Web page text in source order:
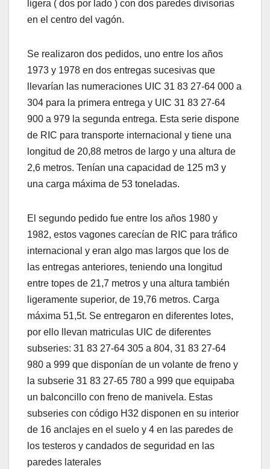
ligera ( dos por lado ) con dos paredes divisorias
en el centro del vagón.
Se realizaron dos pedidos, uno entre los años
1973 y 1978 en dos entregas sucesivas que
llevarían las numeraciones UIC 31 83 27-64 000 a
304 para la primera entrega y UIC 31 83 27-64
900 a 979 la segunda entrega. Esta serie dispone
de RIC para transporte internacional y tiene una
longitud de 20,88 metros de largo y una altura de
2,6 metros. Tenían una capacidad de 125 m3 y
una carga máxima de 53 toneladas.
El segundo pedido fue entre los años 1980 y
1982, estos vagones carecían de RIC para tráfico
internacional y eran algo mas largos que los de
las entregas anteriores, teniendo una longitud
entre topes de 21,7 metros y una altura también
ligeramente superior, de 19,76 metros. Carga
máxima 51,5t. Se entregaron en diferentes lotes,
por ello llevan matriculas UIC de diferentes
subseries: 31 83 27-64 305 a 804, 31 83 27-64
980 a 999 que disponían de un volante de freno y
la subserie 31 83 27-65 780 a 999 que equipaba
un balconcillo con freno de manivela. Estas
subseries con código H32 disponen en su interior
de 16 anclajes en el suelo y 4 en las paredes de
los testeros y candados de seguridad en las
paredes laterales